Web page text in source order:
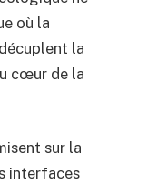
où la
la
cœur de la
sur la
interfaces